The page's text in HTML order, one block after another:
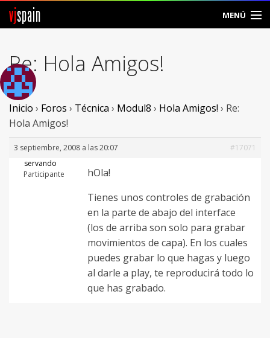
vjspain MENÚ
Foros
Noticias
Vjspain
Ayuda
Re: Hola Amigos!
Inicio › Foros › Técnica › Modul8 › Hola Amigos! › Re:
Hola Amigos!
3 septiembre, 2008 a las 20:07
#17071
servando
Participante
hOla!
Tienes unos controles de grabación
en la parte de abajo del interface
(los de arriba son solo para grabar
movimientos de capa). En los cuales
puedes grabar lo que hagas y luego
al darle a play, te reproducirá todo lo
que has grabado.